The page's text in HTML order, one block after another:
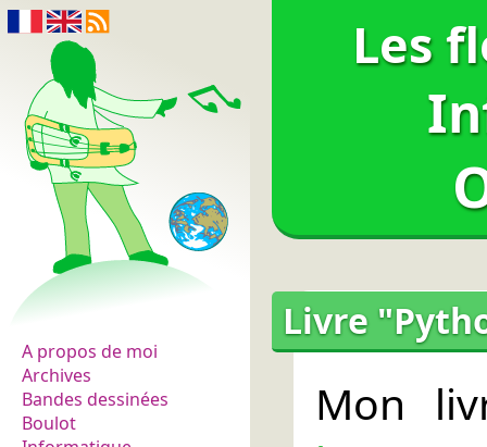
Les fleurs du normal
A propos de moi
Archives
Bandes dessinées
Boulot
Les
Livre
Mon